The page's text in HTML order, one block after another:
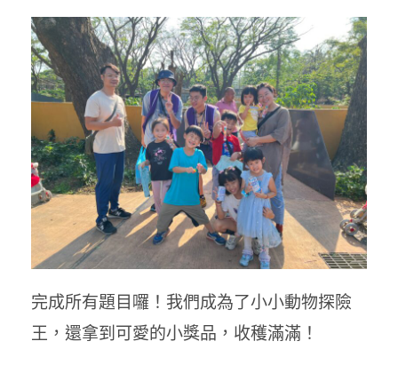
完成所有題目囉！ 我們成為了小小動物探險
王，還拿到可愛的小獎品，收穫滿滿！